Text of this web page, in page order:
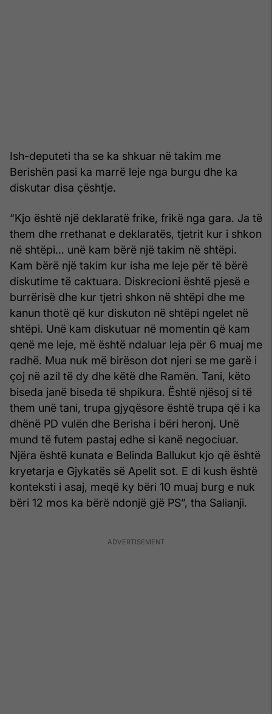
Ish-deputeti tha se ka shkuar në takim me
Berishën pasi ka marrë leje nga burgu dhe ka
diskutar disa çështje.
“Kjo është një deklaratë frike, frikë nga gara. Ja të
them dhe rrethanat e deklaratës, tjetrit kur i shkon
në shtëpi… unë kam bërë një takim në shtëpi.
Kam bërë një takim kur isha me leje për të bërë
diskutime të caktuara. Diskrecioni është pjesë e
burrërisë dhe kur tjetri shkon në shtëpi dhe me
kanun thotë që kur diskuton në shtëpi ngelet në
shtëpi. Unë kam diskutuar në momentin që kam
qenë me leje, më është ndaluar leja për 6 muaj me
radhë. Mua nuk më birëson dot njeri se me garë i
çoj në azil të dy dhe këtë dhe Ramën. Tani, këto
biseda janë biseda të shpikura. Është njësoj si të
them unë tani, trupa gjyqësore është trupa që i ka
dhënë PD vulën dhe Berisha i bëri heronj. Unë
mund të futem pastaj edhe si kanë negociuar.
Njëra është kunata e Belinda Ballukut kjo që është
kryetarja e Gjykatës së Apelit sot. E di kush është
konteksti i asaj, meqë ky bëri 10 muaj burg e nuk
bëri 12 mos ka bërë ndonjë gjë PS”, tha Salianji.